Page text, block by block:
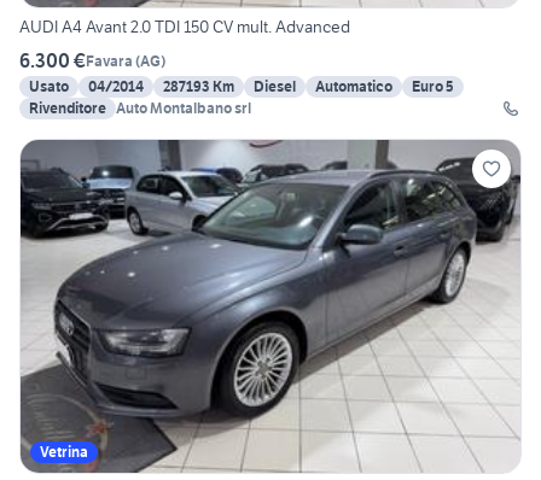
AUDI A4 Avant 2.0 TDI 150 CV mult. Advanced
6.300 €Favara (AG)
Usato
04/2014 287193 Km Diesel Automatico
Euro 5
Rivenditore Auto Montalbano srl
Vetrina